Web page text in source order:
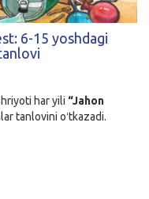
6-15 yoshdagi
har yili “Jahon
tanlovini oʻtkazadi.